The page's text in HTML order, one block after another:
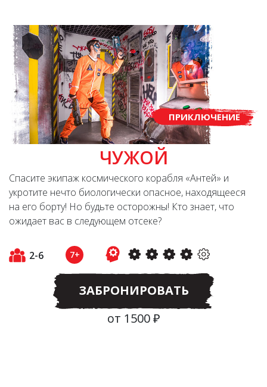
ПРИКЛЮЧЕНИЕ
ЧУЖОЙ
Спасите экипаж космического корабля «Антей» и
укротите нечто биологически опасное, находящееся
на его борту! Но будьте осторожны! Кто знает, что
ожидает вас в следующем отсеке?
2-6 7+
ЗАБРОНИРОВАТЬ
от 1500 ₽